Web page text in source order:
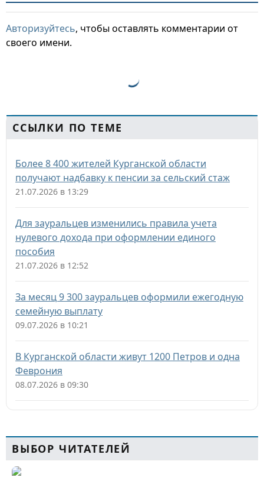
Авторизуйтесь, чтобы оставлять комментарии от
своего имени.
ССЫЛКИ ПО ТЕМЕ
Более 8 400 жителей Курганской области
получают надбавку к пенсии за сельский стаж
21.07.2026 в 13:29
Для зауральцев изменились правила учета
нулевого дохода при оформлении единого
пособия
21.07.2026 в 12:52
За месяц 9 300 зауральцев оформили ежегодную
семейную выплату
09.07.2026 в 10:21
В Курганской области живут 1200 Петров и одна
Феврония
08.07.2026 в 09:30
ВЫБОР ЧИТАТЕЛЕЙ